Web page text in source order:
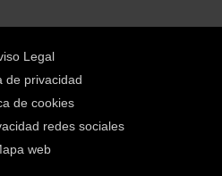
Legal
de privacidad
de cookies
redes sociales
web